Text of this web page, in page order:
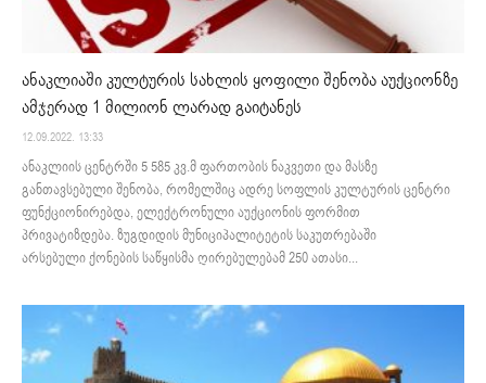
ანაკლიაში კულტურის სახლის ყოფილი შენობა აუქციონზე
ამჯერად 1 მილიონ ლარად გაიტანეს
12.09.2022. 13:33
ანაკლიის ცენტრში 5 585 კვ.მ ფართობის ნაკვეთი და მასზე
განთავსებული შენობა, რომელშიც ადრე სოფლის კულტურის ცენტრი
ფუნქციონირებდა, ელექტრონული აუქციონის ფორმით
პრივატიზდება. ზუგდიდის მუნიციპალიტეტის საკუთრებაში
არსებული ქონების საწყისმა ღირებულებამ 250 ათასი...